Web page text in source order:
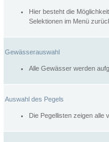
Hier besteht die
Selektionen im Menü
Gewässerauswahl
Alle Gewässer werden
Auswahl des Pegels
Die Pegellisten zeigen alle